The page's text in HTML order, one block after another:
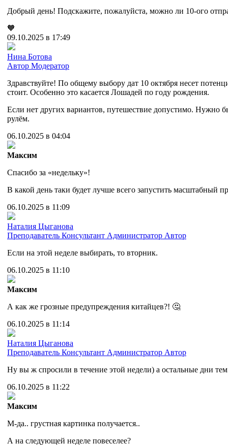
Добрый день! Подскажите, пожалуйста, можно ли 10-ого
🧡
09.10.2025 в 17:49
Нина Ботова
Автор Модератор
Здравствуйте! По общему выбору дат 10 октября несет
стоит. Особенно это касается Лошадей по году рождения.
Если нет других вариантов, путешествие допустимо. Нужно
рулём.
06.10.2025 в 04:04
Максим
Спасибо за «недельку»!
В какой день таки будет лучше всего запустить масштабный
06.10.2025 в 11:09
Наталия Цыганова
Преподаватель Консультант Администратор Автор
Если на этой неделе выбирать, то вторник.
06.10.2025 в 11:10
Максим
А как же грозные предупреждения китайцев?! 🤔
06.10.2025 в 11:14
Наталия Цыганова
Преподаватель Консультант Администратор Автор
Ну вы ж спросили в течение этой недели) а остальные дни
06.10.2025 в 11:22
Максим
М-да.. грустная картинка получается..
А на следующей неделе повеселее?